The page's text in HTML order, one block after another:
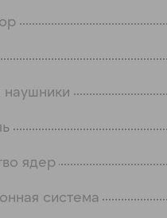
ядер
система